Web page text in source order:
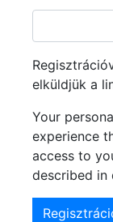
elküldjük a
Your
experience
access to
described in